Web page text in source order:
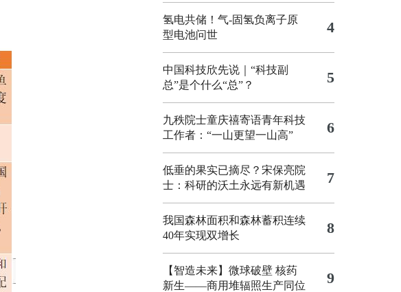
氢电共储！气-固氢负离子原
型电池问世
4
中国科技欣先说｜“科技副
总”是个什么“总”？
5
九秩院士童庆禧寄语青年科技
工作者：“一山更望一山高”
6
低垂的果实已摘尽？宋保亮院
士：科研的沃土永远有新机遇
7
我国森林面积和森林蓄积连续
40年实现双增长
8
【智造未来】微球破壁 核药
新生——商用堆辐照生产同位
9